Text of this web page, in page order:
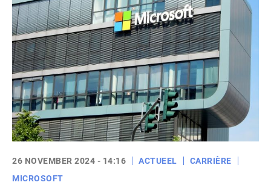
26 NOVEMBER 2024 - 14:16 ACTUEEL
CARRIÈRE
MICROSOFT